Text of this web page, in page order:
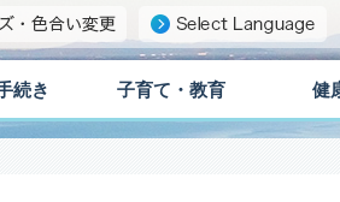
続き 子育て・教育 健